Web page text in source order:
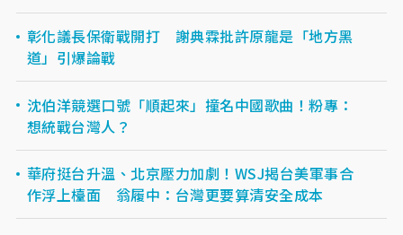
彰化議長保衛戰開打 謝典霖批許原龍是「地方黑
道」引爆論戰
沈伯洋競選口號「順起來」撞名中國歌曲！粉專：
想統戰台灣人？
華府挺台升溫、北京壓力加劇！WSJ揭台美軍事合
作浮上檯面 翁履中：台灣更要算清安全成本